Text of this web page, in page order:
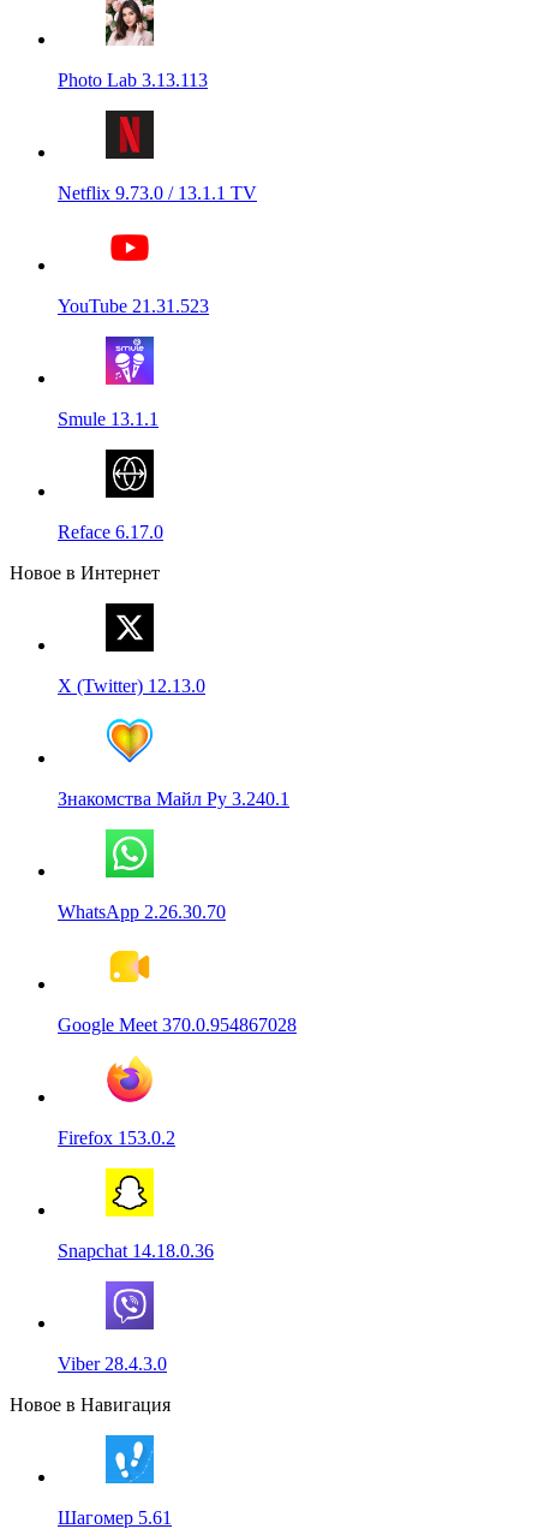
Photo Lab 3.13.113
Netflix 9.73.0 / 13.1.1 TV
YouTube 21.31.523
Smule 13.1.1
Reface 6.17.0
Новое в Интернет
X (Twitter) 12.13.0
Знакомства Майл Ру 3.240.1
WhatsApp 2.26.30.70
Google Meet 370.0.954867028
Firefox 153.0.2
Snapchat 14.18.0.36
Viber 28.4.3.0
Новое в Навигация
Шагомер 5.61